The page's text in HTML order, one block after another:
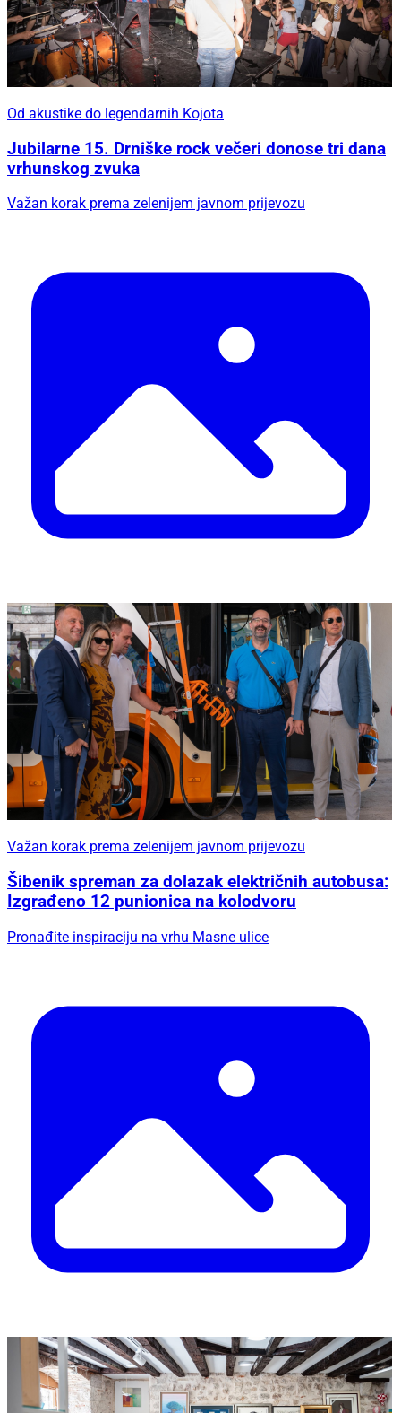
Od akustike do legendarnih Kojota
Jubilarne 15. Drniške rock večeri donose tri dana
vrhunskog zvuka
Važan korak prema zelenijem javnom prijevozu
Važan korak prema zelenijem javnom prijevozu
Šibenik spreman za dolazak električnih autobusa:
Izgrađeno 12 punionica na kolodvoru
Pronađite inspiraciju na vrhu Masne ulice